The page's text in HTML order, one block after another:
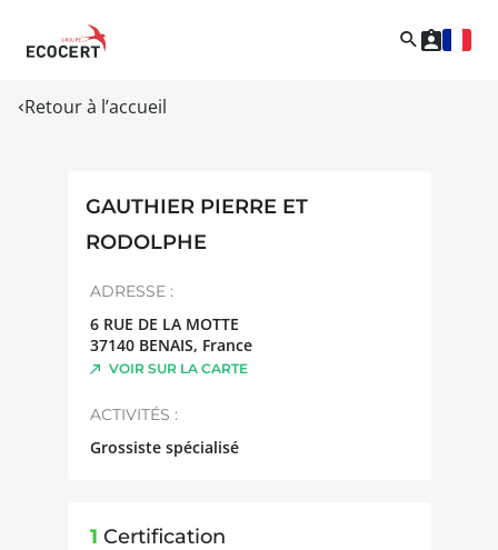
Retour à l’accueil
GAUTHIER PIERRE ET
RODOLPHE
ADRESSE :
6 RUE DE LA MOTTE
37140 BENAIS, France
VOIR SUR LA CARTE
ACTIVITÉS :
Grossiste spécialisé
1 Certification